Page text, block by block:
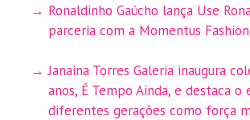
Ronaldinho Gaúcho lança Use
parceria com a Momentus
Janaina Torres Galeria inaugura
anos, É Tempo Ainda, e destaca o
diferentes gerações como força